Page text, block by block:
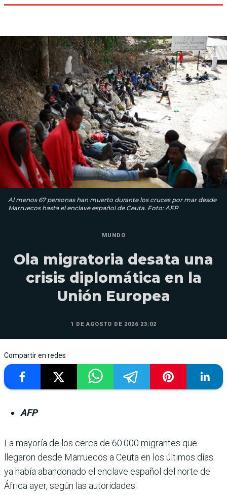
Al menos 67 personas han muerto durante los cruces por mar desde
Marruecos hasta el enclave español de Ceuta. Foto: AFP
MUNDO
Ola migratoria desata una
crisis diplomática en la
Unión Europea
1 DE AGOSTO DE 2026 23:02
Compartir en redes
AFP
La mayoría de los cerca de 60.000 migrantes que
llegaron desde Marruecos a Ceuta en los últimos días
ya había abandonado el enclave español del norte de
África ayer, según las autoridades.